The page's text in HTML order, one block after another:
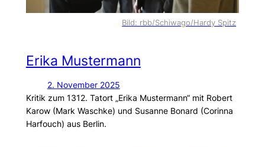
Bild: rbb/Schiwago/Hardy Spitz
Erika Mustermann
2. November 2025
Kritik zum 1312. Tatort „Erika Mustermann“ mit Robert
Karow (Mark Waschke) und Susanne Bonard (Corinna
Harfouch) aus Berlin.